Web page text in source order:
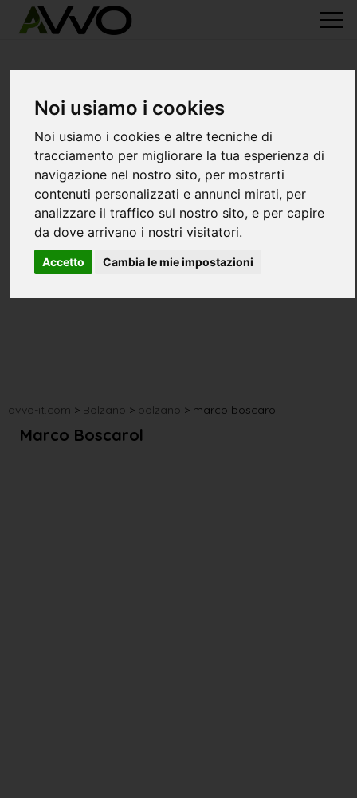
Noi usiamo i cookies
Noi usiamo i cookies e altre tecniche di
tracciamento per migliorare la tua esperienza di
navigazione nel nostro sito, per mostrarti
contenuti personalizzati e annunci mirati, per
analizzare il traffico sul nostro sito, e per capire
da dove arrivano i nostri visitatori.
Accetto Cambia le mie impostazioni
avvo-it.com > Bolzano > bolzano > marco boscarol
Marco Boscarol